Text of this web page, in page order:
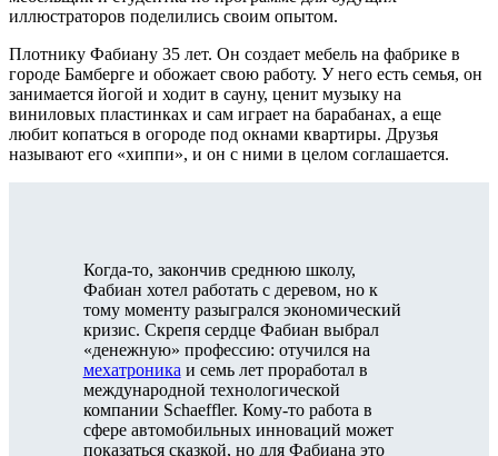
иллюстраторов поделились своим опытом.
Плотнику Фабиану 35 лет. Он создает мебель на фабрике в
городе Бамберге и обожает свою работу. У него есть семья, он
занимается йогой и ходит в сауну, ценит музыку на
виниловых пластинках и сам играет на барабанах, а еще
любит копаться в огороде под окнами квартиры. Друзья
называют его «хиппи», и он с ними в целом соглашается.
Когда-то, закончив среднюю школу,
Фабиан хотел работать с деревом, но к
тому моменту разыгрался экономический
кризис. Скрепя сердце Фабиан выбрал
«денежную» профессию: отучился на
мехатроника и семь лет проработал в
международной технологической
компании Schaeffler. Кому-то работа в
сфере автомобильных инноваций может
показаться сказкой, но для Фабиана это